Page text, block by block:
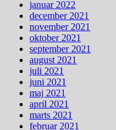
januar 2022
december 2021
november 2021
oktober 2021
september 2021
august 2021
juli 2021
juni 2021
maj 2021
april 2021
marts 2021
februar 2021